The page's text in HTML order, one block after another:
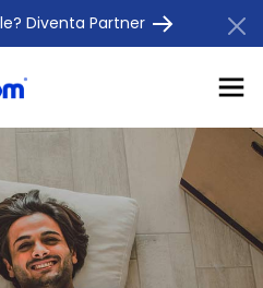
Diventa Partner